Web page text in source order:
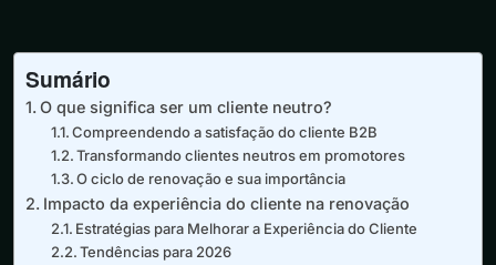
Sumário
O que significa ser um cliente neutro?
Compreendendo a satisfação do cliente B2B
Transformando clientes neutros em promotores
O ciclo de renovação e sua importância
Impacto da experiência do cliente na renovação
Estratégias para Melhorar a Experiência do Cliente
Tendências para 2026